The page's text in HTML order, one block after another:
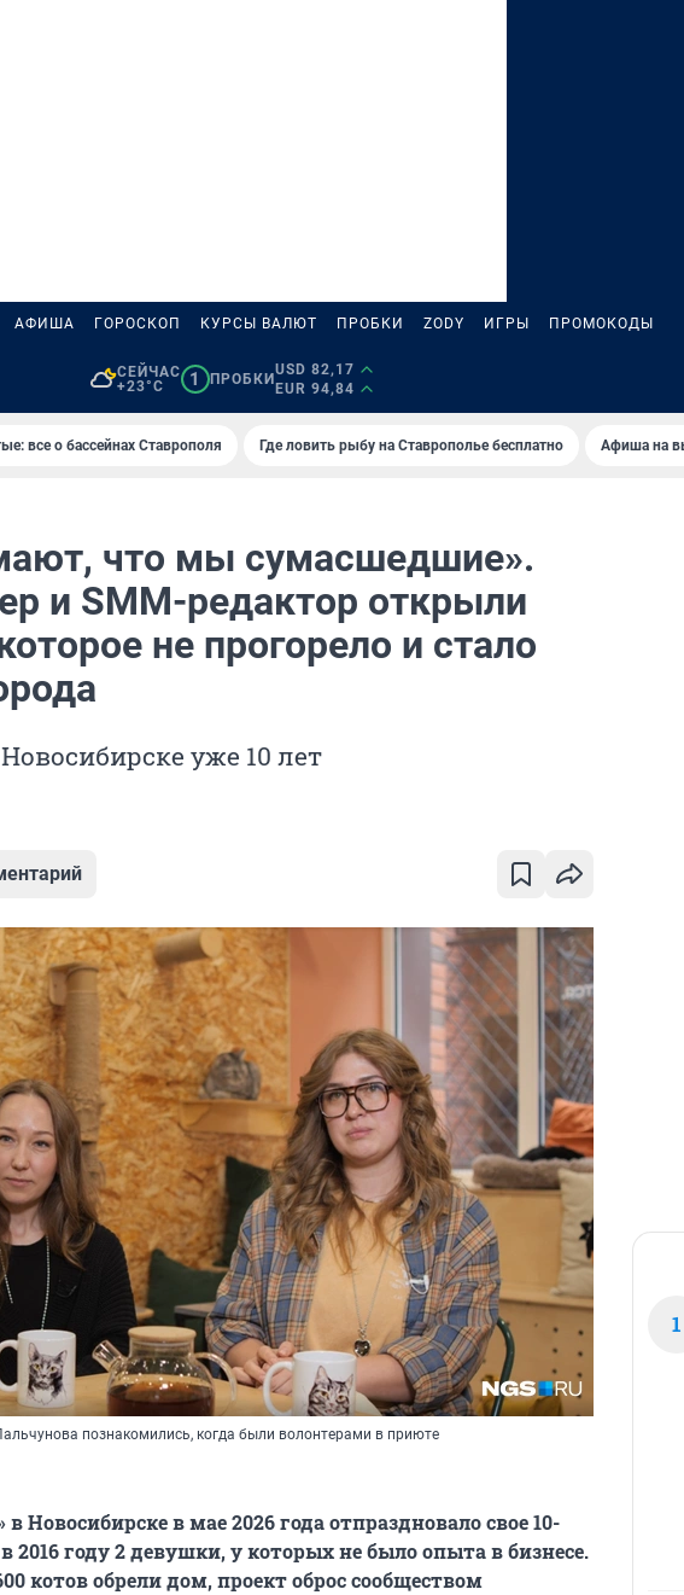
АФИША ГОРОСКОП КУРСЫ ВАЛЮТ ПРОБКИ ZODY ИГРЫ ПРОМОКОДЫ
СЕЙЧАС
+23°C
1 ПРОБКИ
USD 82,17
EUR 94,84
все о бассейнах Ставрополя Где ловить рыбу на Ставрополье бесплатно Афиша на
что мы сумасшедшие».
и SMM-редактор открыли
не прогорело и стало
уже 10 лет
познакомились, когда были волонтерами в приюте
Новосибирске в мае 2026 года отпраздновало свое 10-
2016 году 2 девушки, у которых не было опыта в бизнесе.
котов обрели дом, проект оброс сообществом
1